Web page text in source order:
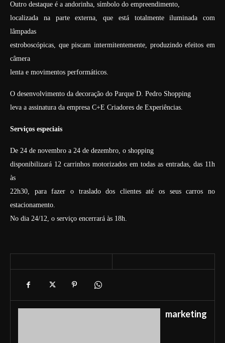
Outro destaque é a andorinha, símbolo do empreendimento,
localizada na parte externa, que está totalmente iluminada com
lâmpadas
estroboscópicas, que piscam intermitentemente, produzindo efeitos em
câmera
lenta e movimentos performáticos.
O desenvolvimento da decoração do Parque D. Pedro Shopping
leva a assinatura da empresa C+E Criadores de Experiências.
Serviços especiais
De 24 de novembro a 24 de dezembro, o shopping
disponibilizará 12 carrinhos motorizados em todas as entradas, das 11h
às
22h30, para fazer o traslado dos clientes até os seus carros no
estacionamento.
No dia 24/12, o serviço encerrará às 18h.
marketing